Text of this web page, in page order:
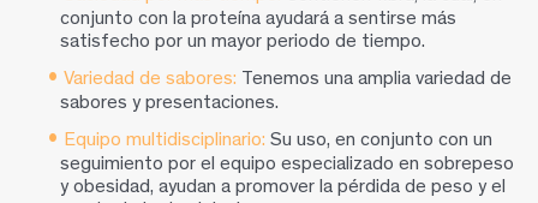
conjunto con la proteína ayudará a sentirse más
satisfecho por un mayor periodo de tiempo.
Variedad de sabores: Tenemos una amplia variedad de
sabores y presentaciones.
Equipo multidisciplinario: Su uso, en conjunto con un
seguimiento por el equipo especializado en sobrepeso
y obesidad, ayudan a promover la pérdida de peso y el